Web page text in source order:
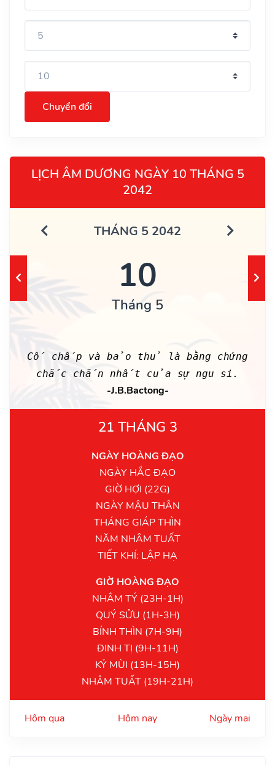
Chuyển đổi
LỊCH ÂM DƯƠNG NGÀY 10 THÁNG 5
2042
THÁNG 5 2042
10
Tháng 5
Cố chấp và bảo thủ là bằng chứng
chắc chắn nhất của sự ngu si.
-J.B.Bactong-
21 THÁNG 3
NGÀY HOÀNG ĐẠO
NGÀY HẮC ĐẠO
GIỜ HỢI (22G)
NGÀY MẬU THÂN
THÁNG GIÁP THÌN
NĂM NHÂM TUẤT
TIẾT KHÍ: LẬP HẠ
GIỜ HOÀNG ĐẠO
NHÂM TÝ (23H-1H)
QUÝ SỬU (1H-3H)
BÍNH THÌN (7H-9H)
ĐINH TỊ (9H-11H)
KỶ MÙI (13H-15H)
NHÂM TUẤT (19H-21H)
Hôm qua Hôm nay Ngày mai